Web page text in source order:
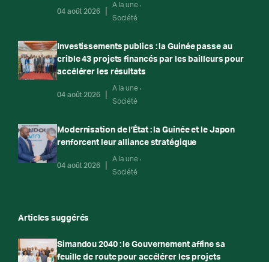
04 août 2026
A la une
Société
Investissements publics : la Guinée passe au
crible 43 projets financés par les bailleurs pour
accélérer les résultats
04 août 2026
A la une
Société
Modernisation de l’État : la Guinée et le Japon
renforcent leur alliance stratégique
04 août 2026
A la une
Société
Articles suggérés
Simandou 2040 : le Gouvernement affine sa
feuille de route pour accélérer les projets